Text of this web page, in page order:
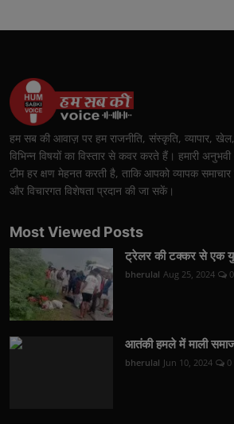
हम सब की आवाज़ पर हम राजनीति, संस्कृति, व्यापार,
विभिन्न विषयों का विस्तार से कवर करते हैं। हमारी
टीम हर क्षण मेहनत करती है, ताकि आपको व्यापक
और विचारगत विशेषता प्रदान की जा सकें।
Most Viewed Posts
ट्रेलर की टक्कर से एक
bherulal Aug 25, 2024 0
आतंकी हमले में माली
bherulal Jun 10, 2024 0